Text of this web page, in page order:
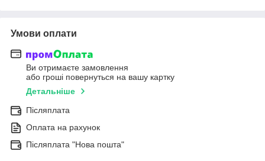
Умови оплати
Ви отримаєте замовлення
або гроші повернуться на вашу картку
Детальніше
Післяплата
Оплата на рахунок
Післяплата "Нова пошта"